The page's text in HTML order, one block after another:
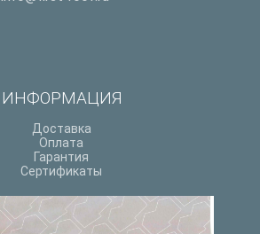
ИНФОРМАЦИЯ
Доставка
Оплата
Гарантия
Сертификаты